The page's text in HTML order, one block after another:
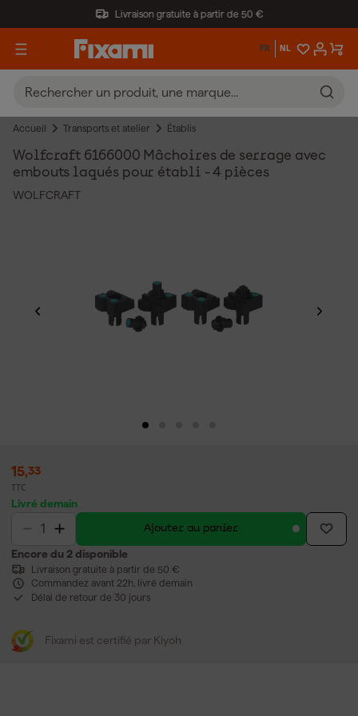
Livraison gratuite à partir de 50 €
FR NL
Accueil Transports et atelier Établis
Wolfcraft 6166000 Mâchoires de serrage avec
embouts laqués pour établi - 4 pièces
WOLFCRAFT
15,33
TTC
Livré demain
Ajouter au panier
Encore du 2 disponible
Livraison gratuite à partir de 50 €
Commandez avant 22h, livré demain
Délai de retour de 30 jours
Fixami est certifié par Kiyoh